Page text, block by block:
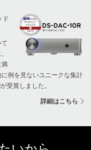
ド
満
例を見ないユニークな集計
受賞しました。
詳細はこちら